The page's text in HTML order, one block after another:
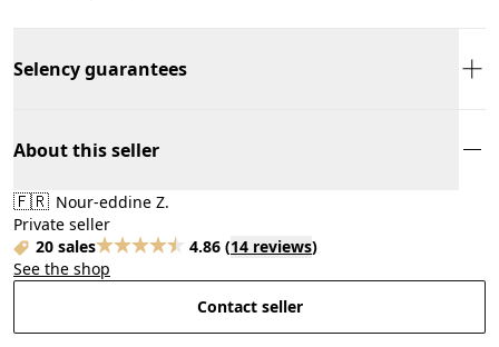
Selency guarantees
About this seller
🇫🇷 Nour-eddine Z.
Private seller
20 sales
4.86 (14 reviews)
See the shop
Contact seller